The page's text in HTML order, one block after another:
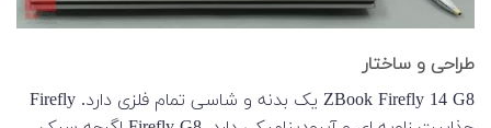
طراحی و ساختار
ZBook Firefly 14 G8 یک بدنه و شاسی تمام فلزی دارد. Firefly